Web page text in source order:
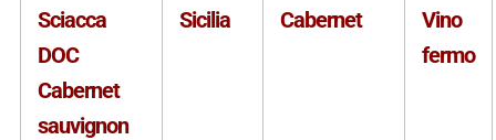
Sciacca
DOC
Cabernet
sauvignon
Sicilia Cabernet
Vino
fermo